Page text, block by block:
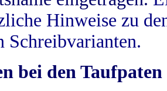
Hinweise zu
Schreibvarianten.
bei den Taufpaten